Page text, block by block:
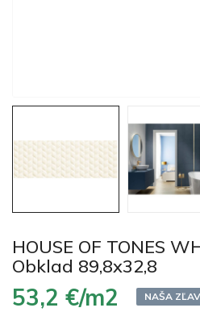
HOUSE OF TONES
Obklad 89,8x32,8
53,2 €/m2
NAŠA